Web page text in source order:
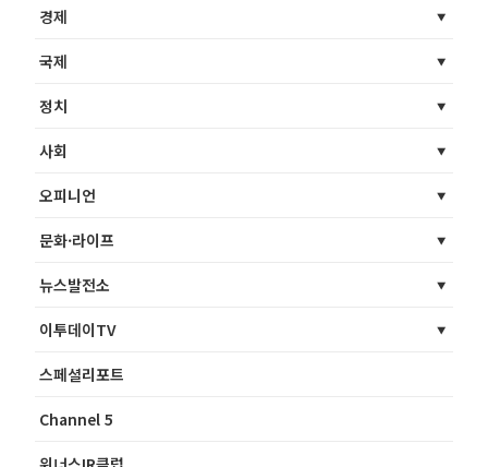
경제
국제
정치
사회
오피니언
문화·라이프
뉴스발전소
이투데이TV
스페셜리포트
Channel 5